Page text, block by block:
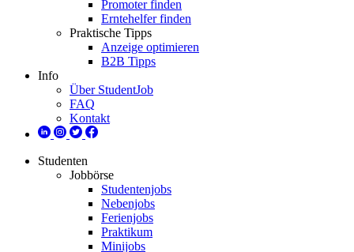
Promoter finden
Erntehelfer finden
Praktische Tipps
Anzeige optimieren
B2B Tipps
Info
Über StudentJob
FAQ
Kontakt
Studenten
Jobbörse
Studentenjobs
Nebenjobs
Ferienjobs
Praktikum
Minijobs